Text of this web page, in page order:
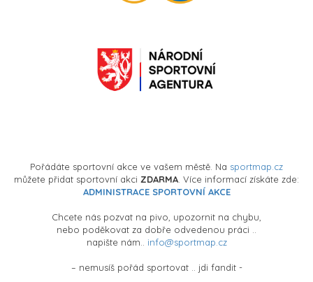
Pořádáte sportovní akce ve vašem městě. Na sportmap.cz
můžete přidat sportovní akci ZDARMA . Více informací získáte zde:
ADMINISTRACE SPORTOVNÍ AKCE
Chcete nás pozvat na pivo, upozornit na chybu,
nebo poděkovat za dobře odvedenou práci ..
napište nám.. info@sportmap.cz
– nemusíš pořád sportovat .. jdi fandit -